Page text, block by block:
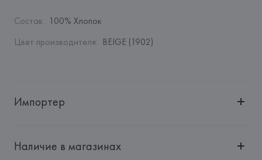
Состав: 100% Хлопок
Цвет производителя: BEIGE (1902)
Импортер
"Авикойл Интернешнл"
Наличие в магазинах